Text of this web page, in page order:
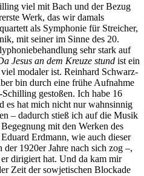
viel mit Bach und der Bezug
Werk, das wir damals
als Symphonie für Streicher,
mit seiner im Sinne des 20.
sehr stark auf
Jesus an dem Kreuze stund ist ein
modaler ist. Reinhard Schwarz-
bin durch eine frühe Aufnahme
gestoßen. Ich habe 16
es hat mich nicht nur wahnsinnig
– dadurch stieß ich auf die Musik
mit den Werken des
Erdmann, wie auch dieser
der 1920er Jahre nach sich zog –,
dirigiert hat. Und da kam mir
Zeit der sowjetischen Blockade